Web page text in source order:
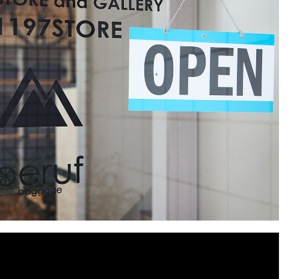
ショッピングガイド
アフターケア
メンバーシップ
FAQ｜よくある質問
INTERNATIONAL SHIPPING
新規会員登録
マイページ
お問い合わせ
特定商取引法に基づく表記